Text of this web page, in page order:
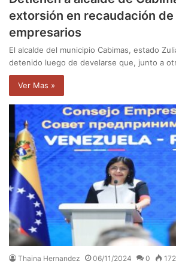
extorsión en recaudación
empresarios
El alcalde del municipio Cabimas, estado
detenido luego de develarse que, junto a
Ver Mas »
Thaina Hernandez 06/11/2024 0 172